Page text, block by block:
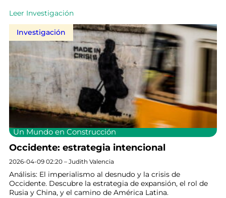
Leer Investigación
Investigación
Un Mundo en Construcción
Occidente: estrategia intencional
2026-04-09 02:20 – Judith Valencia
Análisis: El imperialismo al desnudo y la crisis de
Occidente. Descubre la estrategia de expansión, el rol de
Rusia y China, y el camino de América Latina.